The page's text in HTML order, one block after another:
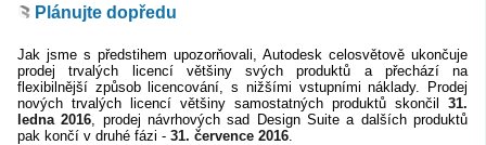
Plánujte dopředu
Jak jsme s předstihem upozorňovali, Autodesk celosvětově ukončuje
prodej trvalých licencí většiny svých produktů a přechází na
flexibilnější způsob licencování, s nižšími vstupními náklady. Prodej
nových trvalých licencí většiny samostatných produktů skončil 31.
ledna 2016 , prodej návrhových sad Design Suite a dalších produktů
pak končí v druhé fázi - 31. července 2016